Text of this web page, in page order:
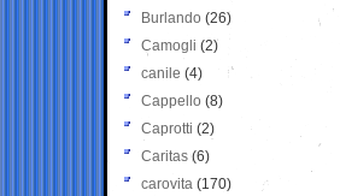
Burlando (26)
Camogli (2)
canile (4)
Cappello (8)
Caprotti (2)
Caritas (6)
carovita (170)